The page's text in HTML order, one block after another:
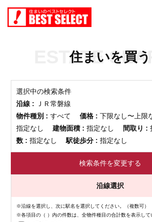
住まいを買う
ESTATE
選択中の検索条件
沿線 :
ＪＲ常磐線
物件種別 :すべて価格 :下限なし〜上
指定なし建物面積 :指定なし 間取り :
数 :指定なし駅徒歩分 :指定なし
検索条件を変更する